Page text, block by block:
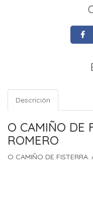
Descrición
O CAMIÑO DE
ROMERO
O CAMIÑO DE